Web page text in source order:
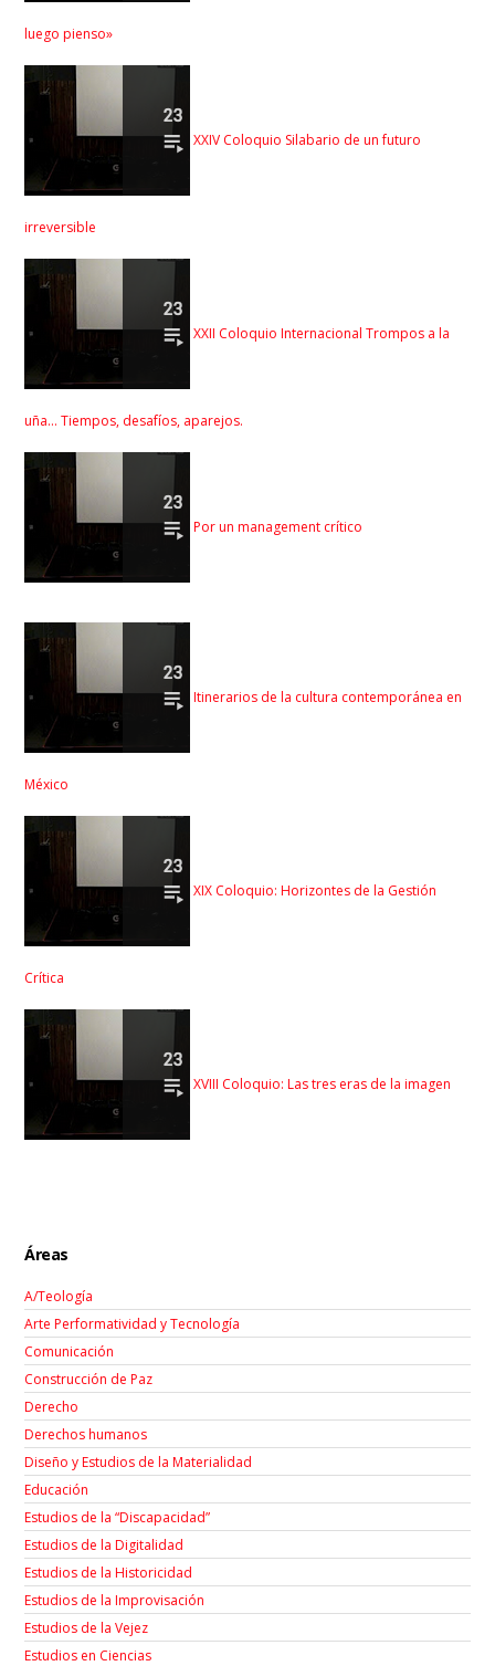
luego pienso»
XXIV Coloquio Silabario de un futuro
irreversible
XXII Coloquio Internacional Trompos a la
uña… Tiempos, desafíos, aparejos.
Por un management crítico
Itinerarios de la cultura contemporánea en
México
XIX Coloquio: Horizontes de la Gestión
Crítica
XVIII Coloquio: Las tres eras de la imagen
Áreas
A/Teología
Arte Performatividad y Tecnología
Comunicación
Construcción de Paz
Derecho
Derechos humanos
Diseño y Estudios de la Materialidad
Educación
Estudios de la “Discapacidad”
Estudios de la Digitalidad
Estudios de la Historicidad
Estudios de la Improvisación
Estudios de la Vejez
Estudios en Ciencias